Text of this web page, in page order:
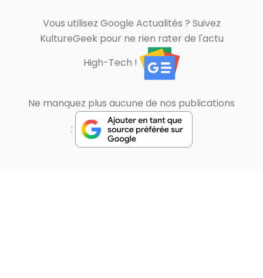
Vous utilisez Google Actualités ? Suivez
KultureGeek pour ne rien rater de l'actu
High-Tech !
Ne manquez plus aucune de nos publications
: